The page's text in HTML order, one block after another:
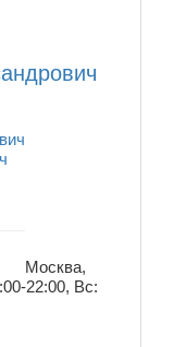
Москва,
22:00, Вс: